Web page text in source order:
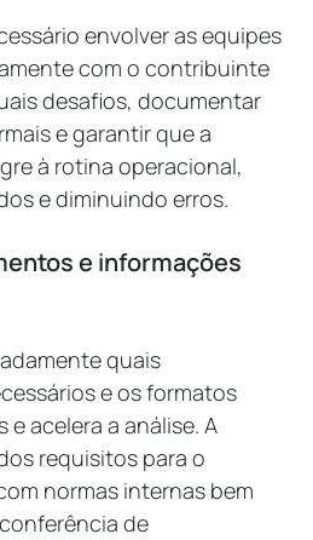
envolver as equipes
com o contribuinte
desafios, documentar
e garantir que a
à rotina operacional,
e diminuindo erros.
e informações
quais
e os formatos
acelera a análise. A
requisitos para o
normas internas bem
de